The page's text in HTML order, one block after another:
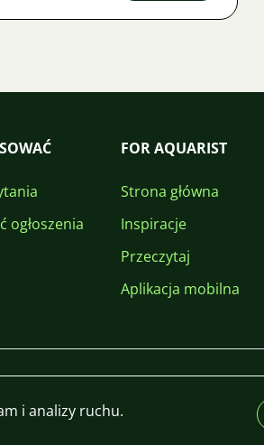
ogłoszenia
FOR AQUARIST
Strona główna
Inspiracje
Przeczytaj
Aplikacja mobilna
i analizy ruchu.